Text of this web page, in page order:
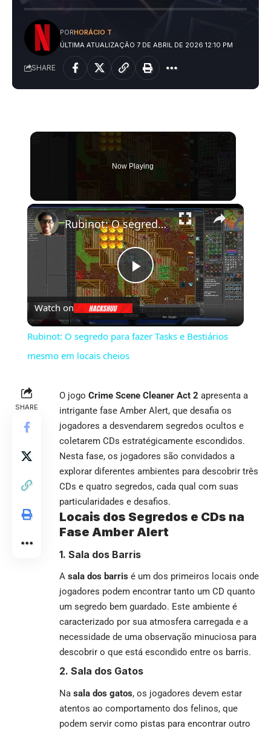
ÚLTIMA ATUALIZAÇÃO 7 DE ABRIL DE 2026 12:10 PM
PORHORÁCIO T
SHARE
Now Playing
×
Play
Video
Rubinot: O segredo para fazer Tasks e Bestiários mesmo em locais cheios
Watch on
Rubinot: O segredo para fazer Tasks e Bestiários
mesmo em locais cheios
SHARE
O jogo Crime Scene Cleaner Act 2 apresenta a
intrigante fase Amber Alert, que desafia os
jogadores a desvendarem segredos ocultos e
coletarem CDs estratégicamente escondidos.
Nesta fase, os jogadores são convidados a
explorar diferentes ambientes para descobrir três
CDs e quatro segredos, cada qual com suas
particularidades e desafios.
Locais dos Segredos e CDs na
Fase Amber Alert
1. Sala dos Barris
A sala dos barris é um dos primeiros locais onde
jogadores podem encontrar tanto um CD quanto
um segredo bem guardado. Este ambiente é
caracterizado por sua atmosfera carregada e a
necessidade de uma observação minuciosa para
descobrir o que está escondido entre os barris.
2. Sala dos Gatos
Na sala dos gatos, os jogadores devem estar
atentos ao comportamento dos felinos, que
podem servir como pistas para encontrar outro